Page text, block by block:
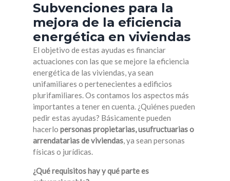
Subvenciones para la
mejora de la eficiencia
energética en viviendas
El objetivo de estas ayudas es financiar
actuaciones con las que se mejore la eficiencia
energética de las viviendas, ya sean
unifamiliares o pertenecientes a edificios
plurifamiliares. Os contamos los aspectos más
importantes a tener en cuenta. ¿Quiénes pueden
pedir estas ayudas? Básicamente pueden
hacerlo personas propietarias, usufructuarias o
arrendatarias de viviendas, ya sean personas
físicas o jurídicas.
¿Qué requisitos hay y qué parte es